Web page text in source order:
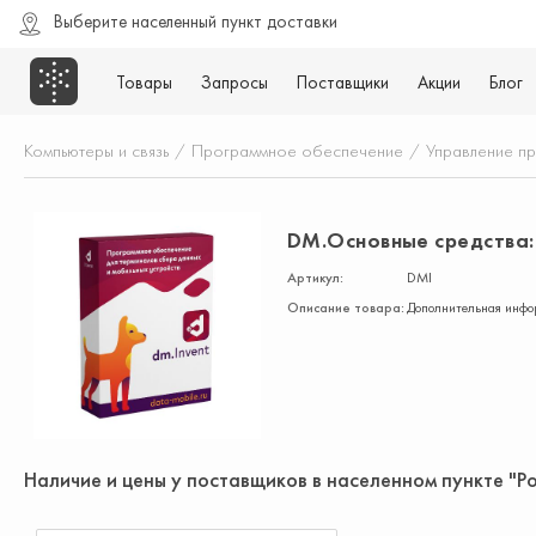
Выберите населенный пункт доставки
Товары Запросы Поставщики Акции Блог
Компьютеры и связь / Программное обеспечение / Управление
DM.Основные
Артикул:
DMI
Описание товара:Дополнительная
Наличие и цены у поставщиков в населенном пункте